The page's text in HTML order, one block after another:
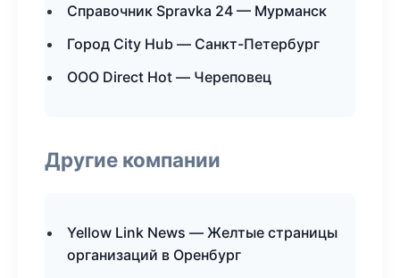
Справочник Spravka 24 — Мурманск
Город City Hub — Санкт-Петербург
ООО Direct Hot — Череповец
Другие компании
Yellow Link News — Желтые страницы
организаций в Оренбург